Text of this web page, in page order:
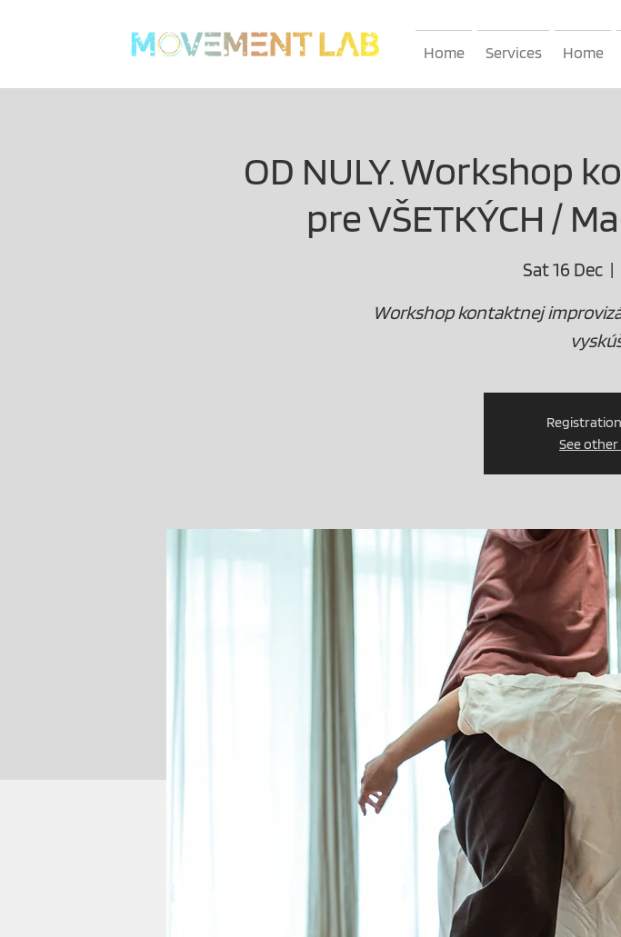
Home Services Home
OD NULY. Workshop
pre VŠETKÝCH /
Sat 16 Dec
  |
Workshop kontaktnej
See